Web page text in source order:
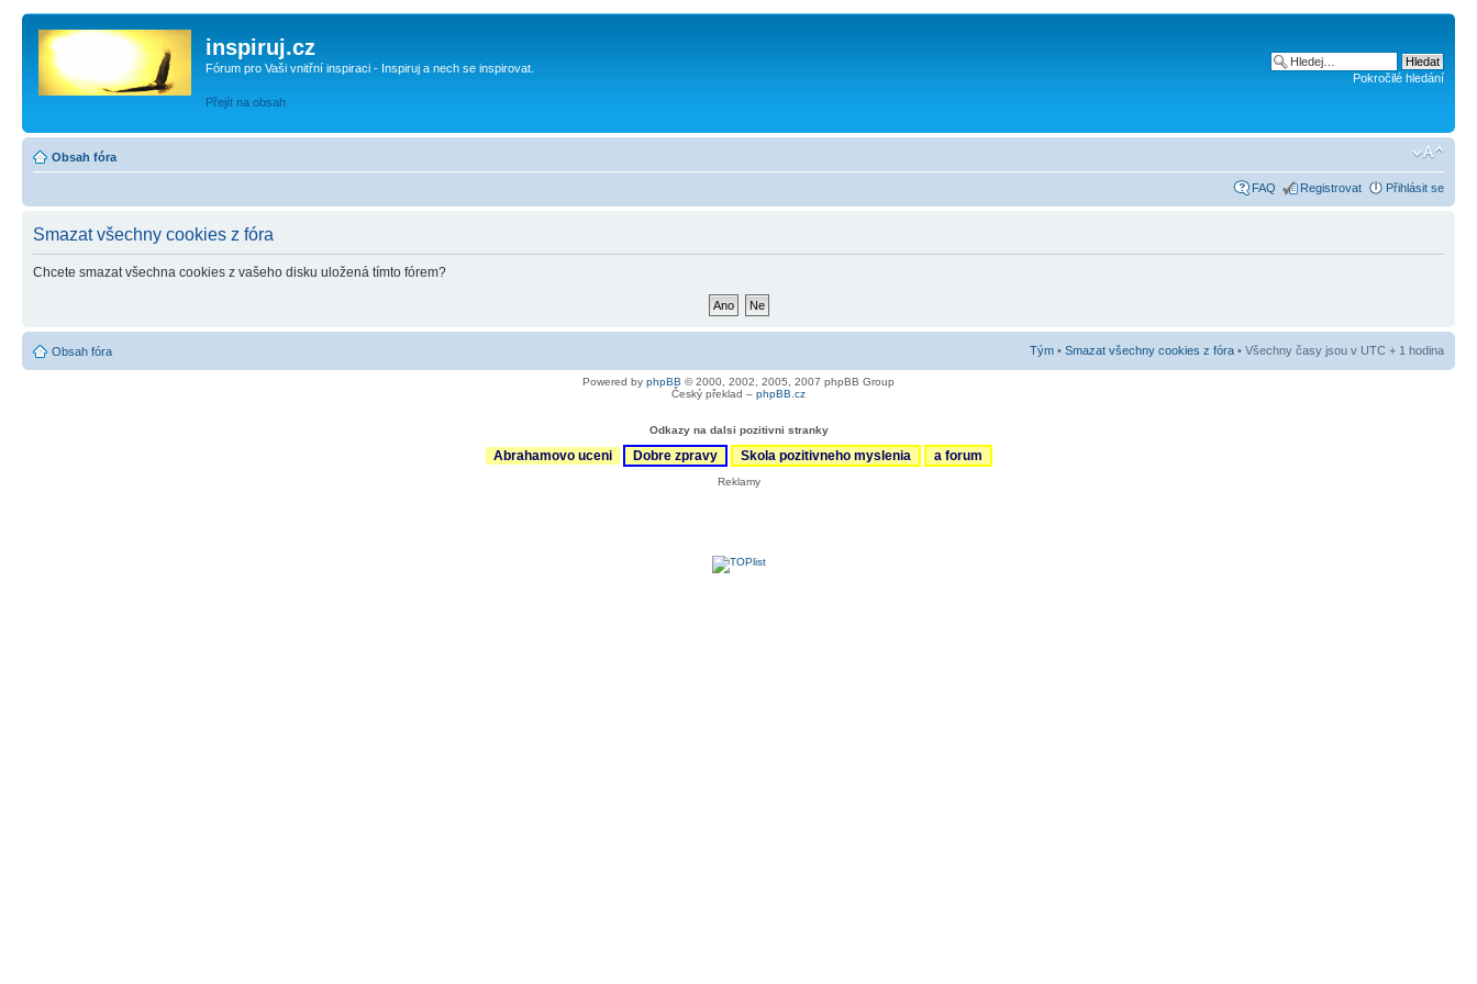
inspiruj.cz
Fórum pro Vaši vnitřní inspiraci - Inspiruj a nech se inspirovat.
Přejít na obsah
Pokročilé hledání
Obsah fóra
FAQ Registrovat Přihlásit se
Smazat všechny cookies z fóra
Chcete smazat všechna cookies z vašeho disku uložená tímto fórem?
Obsah fóra Tým • Smazat všechny cookies z fóra • Všechny časy jsou v UTC + 1 hodina
Powered by phpBB © 2000, 2002, 2005, 2007 phpBB Group
Český překlad – phpBB.cz
Odkazy na dalsi pozitivni stranky
Abrahamovo uceni Dobre zpravy Skola pozitivneho myslenia a forum
Reklamy